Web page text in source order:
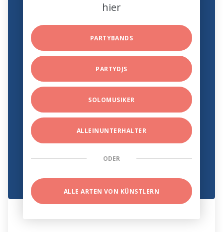
hier
PARTYBANDS
PARTYDJS
SOLOMUSIKER
ALLEINUNTERHALTER
ODER
ALLE ARTEN VON KÜNSTLERN